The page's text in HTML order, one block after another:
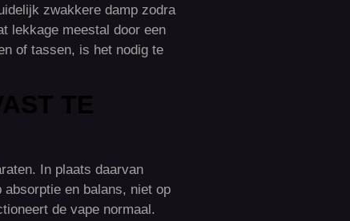
zwakkere damp zodra
lekkage meestal door een
of tassen, is het nodig te
In plaats daarvan
en balans, niet op
de vape normaal.